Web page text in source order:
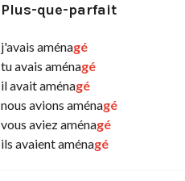
Plus-que-parfait
j'avais aménagé
tu avais aménagé
il avait aménagé
nous avions aménagé
vous aviez aménagé
ils avaient aménagé